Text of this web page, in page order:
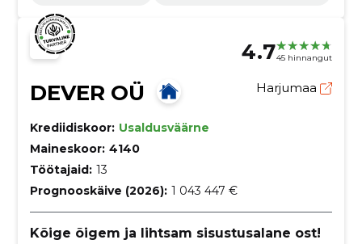
4.745 hinnangut
DEVER OÜ Harjumaa
Krediidiskoor: Usaldusväärne
Maineskoor: 4140
Töötajaid: 13
Prognooskäive (2026): 1 043 447 €
Kõige õigem ja lihtsam sisustusalane ost!